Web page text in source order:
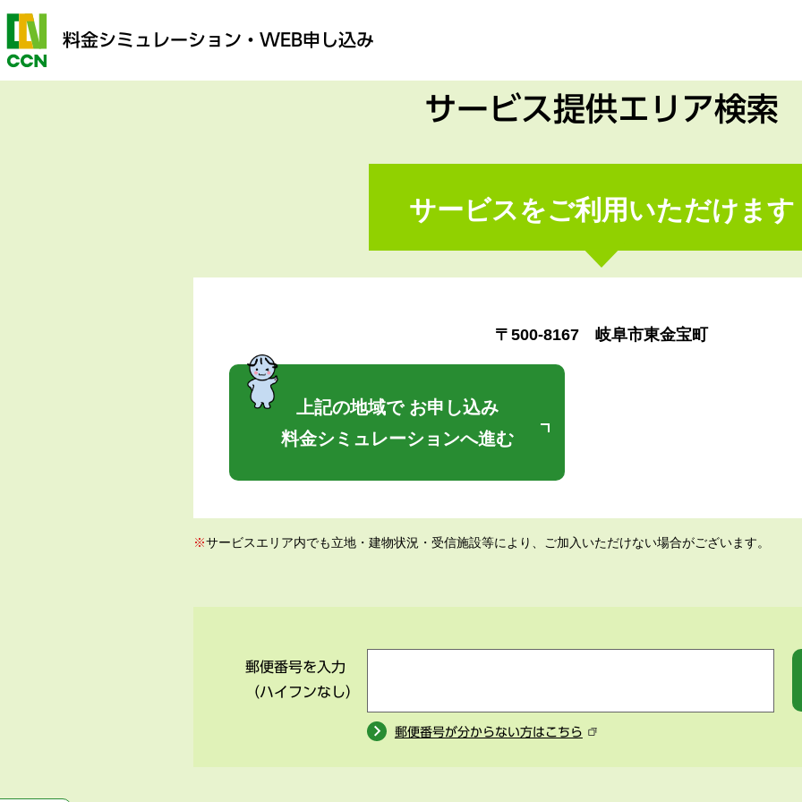
料金シミュレーション ・WEB申し込み
サービス提供エリア検索
サービスをご利用いただけます
〒500-8167 岐阜市東金宝町
上記の地域で お申し込み
料金シミュレーションへ進む
※サービスエリア内でも立地・建物状況・受信施設等により、ご加入いただけない場合がございます。
郵便番号を入力
（ハイフンなし）
郵便番号が分からない方はこちら